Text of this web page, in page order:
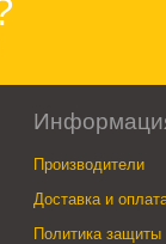
Производители
Доставка и
Политика защиты